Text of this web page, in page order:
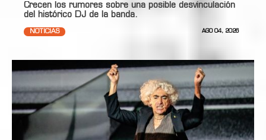
Crecen los rumores sobre una posible desvinculación
del histórico DJ de la banda.
NOTICIAS AGO 04, 2026